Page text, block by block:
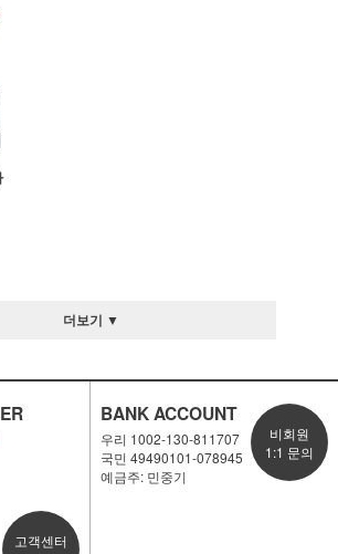
더보기 ▼
고객센터
BANK ACCOUNT
우리 1002-130-811707
국민 49490101-078945
예금주: 민중기
비회원
1:1 문의